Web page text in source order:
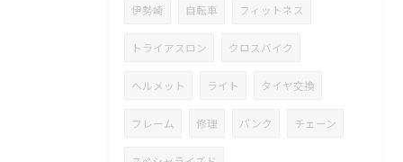
伊勢崎 自転車 フィットネス
トライアスロン クロスバイク
ヘルメット ライト タイヤ交換
フレーム 修理 パンク チェーン